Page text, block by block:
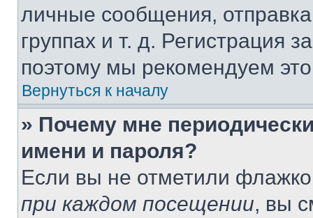
личные сообщения,
группах и т. д. Регистрация
поэтому мы рекомендуем
Вернуться к началу
» Почему мне
имени и пароля?
Если вы не отметили
при каждом посещении, вы